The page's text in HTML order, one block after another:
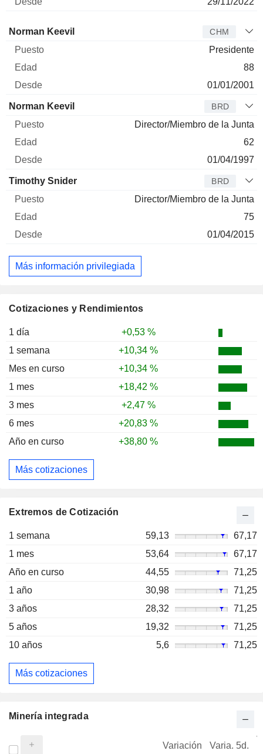
Cotizaciones y Rendimientos
1 día
+0,53 %
1 semana
+10,34 %
Mes en curso
+10,34 %
1 mes
+18,42 %
3 mes
+2,47 %
6 mes
+20,83 %
Año en curso
+38,80 %
Más cotizaciones
Extremos de Cotización
1 semana 59,13
67,17
1 mes
53,64
67,17
Año en curso
44,55
71,25
1 año
30,98
71,25
3 años
28,32
71,25
5 años
19,32
71,25
10 años
5,6 71,25
Más cotizaciones
Administrador Puesto
Norman Keevil CHM
Presidente
88
01/01/2001
Norman Keevil BRD
Director/Miembro de la Junta
62
01/04/1997
Timothy Snider BRD
Director/Miembro de la Junta
75
01/04/2015
Más información privilegiada
Minería integrada
Variación Varia. 5d.